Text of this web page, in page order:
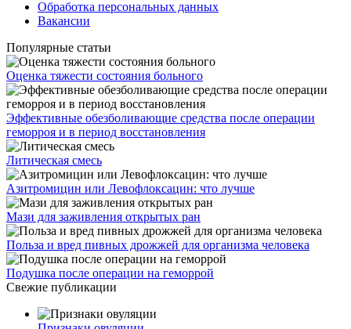
Обработка персональных данных
Вакансии
Популярные статьи
Оценка тяжести состояния больного
Эффективные обезболивающие средства после операции
геморроя и в период восстановления
Литическая смесь
Азитромицин или Левофлоксацин: что лучше
Мази для заживления открытых ран
Польза и вред пивных дрожжей для организма человека
Подушка после операции на геморрой
Свежие публикации